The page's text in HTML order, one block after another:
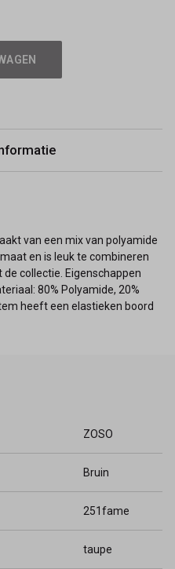
van een mix van polyamide
en is leuk te combineren
collectie. Eigenschappen
80% Polyamide, 20%
heeft een elastieken boord
ZOSO
Bruin
251fame
taupe